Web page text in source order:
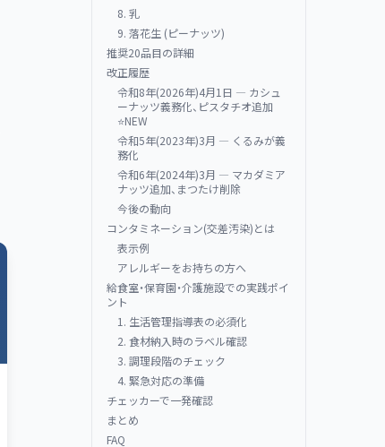
8. 乳
9. 落花生 (ピーナッツ)
推奨20品目の詳細
改正履歴
令和8年(2026年)4月1日 — カシュ
ーナッツ義務化、ピスタチオ追加
⭐NEW
令和5年(2023年)3月 — くるみが義
務化
令和6年(2024年)3月 — マカダミア
ナッツ追加、まつたけ削除
今後の動向
コンタミネーション(交差汚染)とは
表示例
アレルギーをお持ちの方へ
給食室・保育園・介護施設での実践ポイ
ント
1. 生活管理指導表の必須化
2. 食材納入時のラベル確認
3. 調理段階のチェック
4. 緊急対応の準備
チェッカーで一発確認
まとめ
FAQ